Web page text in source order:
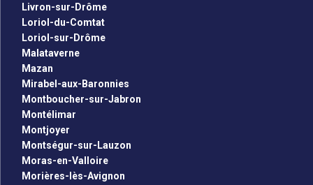
Livron-sur-Drôme
Loriol-du-Comtat
Loriol-sur-Drôme
Malataverne
Mazan
Mirabel-aux-Baronnies
Montboucher-sur-Jabron
Montélimar
Montjoyer
Montségur-sur-Lauzon
Moras-en-Valloire
Morières-lès-Avignon